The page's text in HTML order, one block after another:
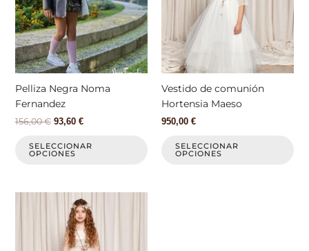
Pelliza Negra Noma
Fernandez
156,00€ 93,60 €
SELECCIONAR
OPCIONES
variantes.
Las
opciones
se
pueden
elegir
página
producto
Vestido de comunión
Hortensia Maeso
950,00 €
SELECCIONAR
OPCIONES
Las
se